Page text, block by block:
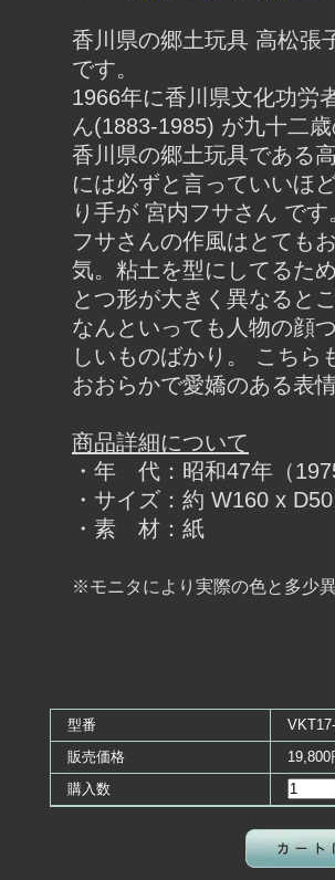
香川県の郷土玩具 高松張
です。
1966年に香川県文化功労
ん(1883-1985) が九十二
香川県の郷土玩具である
には必ずと言っていいほ
り手が 宮内フサさん です
フサさんの作風はとても
気。粘土を型にしてるた
とつ形が大きく異なると
なんといっても人物の顔
しいものばかり。 こちら
おおらかで愛嬌のある表
商品詳細について
・年 代：昭和47年（
・サイズ：約 W160 x
・素 材：紙
※モニタにより実際の色と多少
型番
販売価格
19,800
購入数